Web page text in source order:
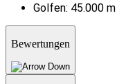
Golfen: 45.000 m
Bewertungen